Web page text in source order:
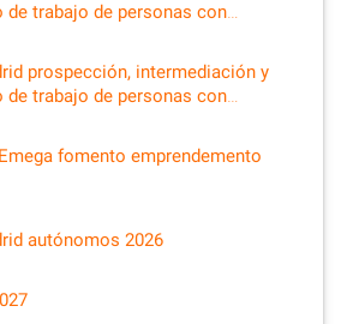
de trabajo de personas con…
prospección, intermediación y
de trabajo de personas con…
fomento emprendemento
autónomos 2026